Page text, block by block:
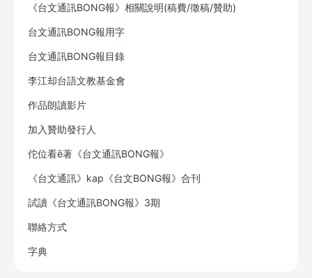
《台文通訊BONG報》相關說明(稿費/徵稿/贊助)
台文通訊BONG報用字
台文通訊BONG報目錄
李江却台語文教基金會
作品朗讀影片
加入贊助發行人
佗位看ē著《台文通訊BONG報》
《台文通訊》kap《台文BONG報》合刊
試讀《台文通訊BONG報》3期
聯絡方式
字典